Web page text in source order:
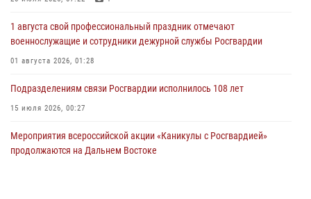
1 августа свой профессиональный праздник отмечают
военнослужащие и сотрудники дежурной службы Росгвардии
01 августа 2026, 01:28
Подразделениям связи Росгвардии исполнилось 108 лет
15 июля 2026, 00:27
Мероприятия всероссийской акции «Каникулы с Росгвардией»
продолжаются на Дальнем Востоке